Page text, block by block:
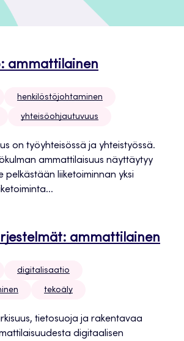
ammattilainen
henkilöstöjohtaminen
yhteisöohjautuvuus
on työyhteisössä ja yhteistyössä.
ammattilaisuus näyttäytyy
pelkästään liiketoiminnan yksi
ammattilainen
digitalisaatio
tekoäly
tietosuoja ja rakentavaa
digitaalisen